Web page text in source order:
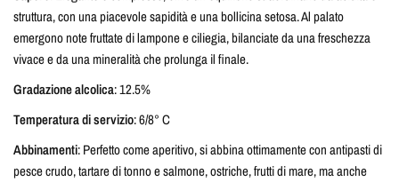
struttura, con una piacevole sapidità e una bollicina setosa. Al palato
emergono note fruttate di lampone e ciliegia, bilanciate da una freschezza
vivace e da una mineralità che prolunga il finale.
Gradazione alcolica: 12.5%
Temperatura di servizio: 6/8° C
Abbinamenti: Perfetto come aperitivo, si abbina ottimamente con antipasti di
pesce crudo, tartare di tonno e salmone, ostriche, frutti di mare, ma anche